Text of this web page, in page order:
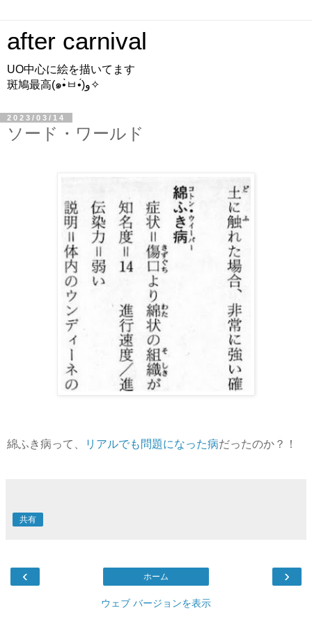
after carnival
UO中心に絵を描いてます
斑鳩最高(๑•̀ㅂ•́)و✧
2023/03/14
ソード・ワールド
綿ふき病って、 リアルでも問題になった病だったのか？！
共有
‹ ›
ホーム
ウェブ バージョンを表示